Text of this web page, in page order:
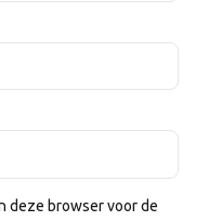
deze browser voor de